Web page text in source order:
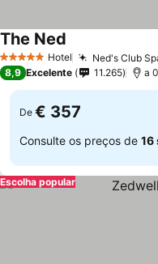
5 Estrelas Hotel Ned's Club
The Ned
8,9 Excelente 11.265 a
De € 357
Consulte os preços de 16
Escolha popular